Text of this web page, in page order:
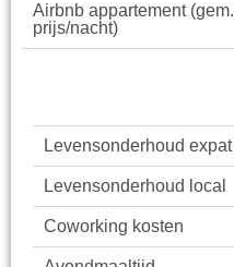
Airbnb appartement (gem.
prijs/nacht)
Levensonderhoud expat
Levensonderhoud local
Coworking kosten